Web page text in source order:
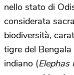
nello stato di
considerata
biodiversità,
tigre del Bengala
indiano (Elephas